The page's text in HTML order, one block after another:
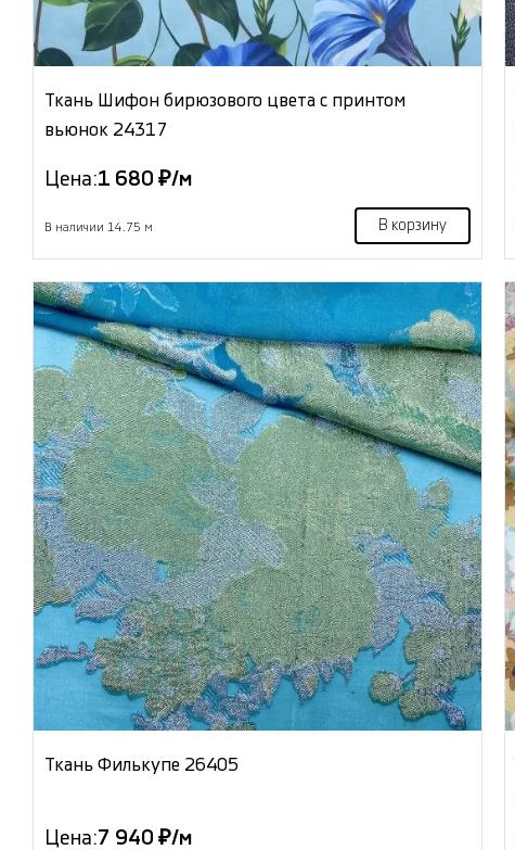
Ткань Шифон бирюзового цвета с принтом
вьюнок 24317
Цена:1 680 ₽/м
В наличии 14.75 м В корзину
Ткань Филькупе 26405
Цена:7 940 ₽/м